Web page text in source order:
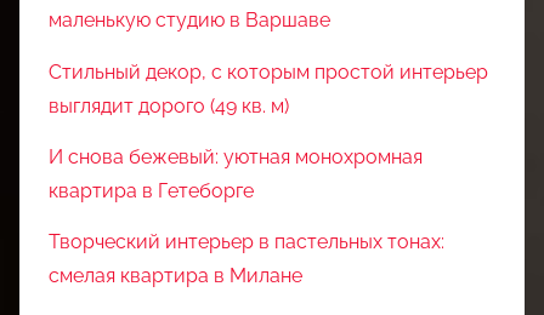
маленькую студию в Варшаве
Стильный декор, с которым простой интерьер
выглядит дорого (49 кв. м)
И снова бежевый: уютная монохромная
квартира в Гетеборге
Творческий интерьер в пастельных тонах:
смелая квартира в Милане